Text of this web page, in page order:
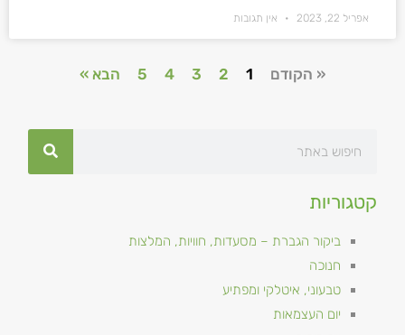
קטגוריות
ביקור הגברת – מסעדות, חוויות, המלצות
חנוכה
טבעוני, איטלקי ומפתיע
יום העצמאות
אפריל 22, 2023 אין תגובות
« הקודם 1
2
3
4
5 הבא »